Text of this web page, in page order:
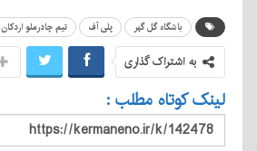
باشگاه گل گهر پلی آف تیم چادرملو اردکان
به اشتراک گذاری
لینک کوتاه مطلب :